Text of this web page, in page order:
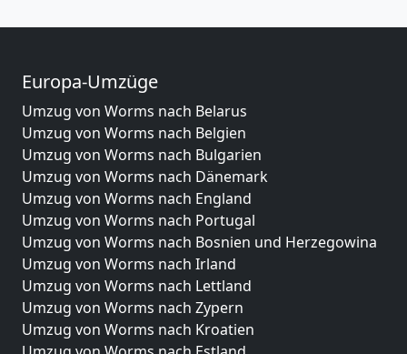
Europa-Umzüge
Umzug von Worms nach Belarus
Umzug von Worms nach Belgien
Umzug von Worms nach Bulgarien
Umzug von Worms nach Dänemark
Umzug von Worms nach England
Umzug von Worms nach Portugal
Umzug von Worms nach Bosnien und Herzegowina
Umzug von Worms nach Irland
Umzug von Worms nach Lettland
Umzug von Worms nach Zypern
Umzug von Worms nach Kroatien